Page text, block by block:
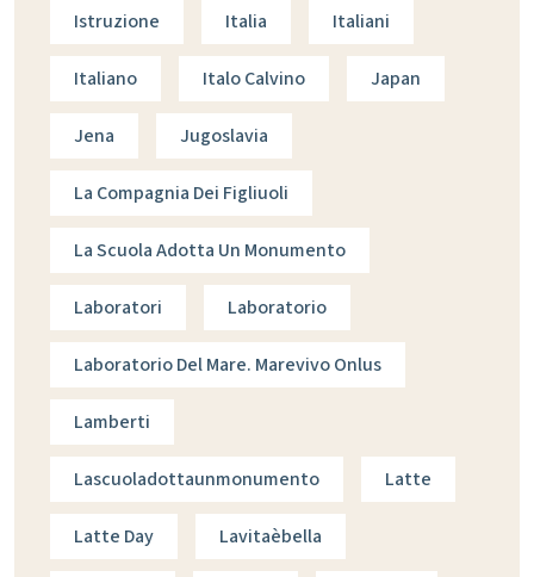
Istruzione Italia Italiani
Italiano Italo Calvino Japan
Jena Jugoslavia
La Compagnia Dei Figliuoli
La Scuola Adotta Un Monumento
Laboratori Laboratorio
Laboratorio Del Mare. Marevivo Onlus
Lamberti
Lascuoladottaunmonumento Latte
Latte Day Lavitaèbella